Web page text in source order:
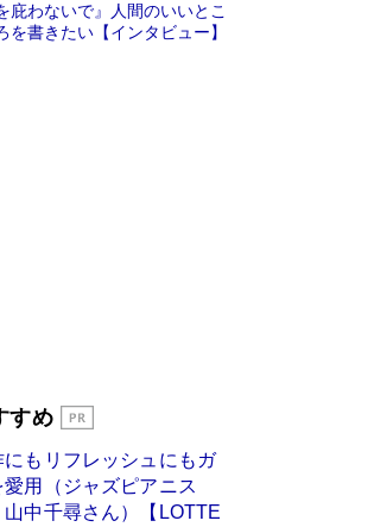
庇わないで』人間のいいとこ
を書きたい【インタビュー】
、大嘘である」原作者が抱き
は…「自己憐憫は描きたくな
こだわったこと（後編） #
すめ
にもリフレッシュにもガ
愛用（ジャズピアニス
中千尋さん）【LOTTE